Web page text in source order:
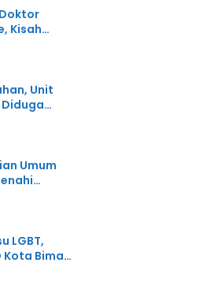
Kisah
Unit
Diduga
Umum
LGBT,
Kota Bima
Perda